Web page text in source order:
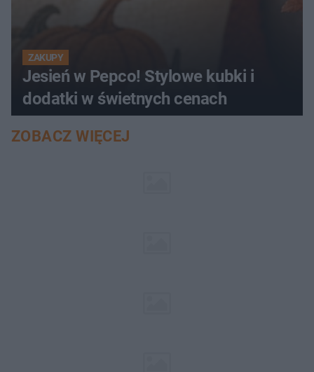
ZAKUPY
Jesień w Pepco! Stylowe kubki i
dodatki w świetnych cenach
ZOBACZ WIĘCEJ